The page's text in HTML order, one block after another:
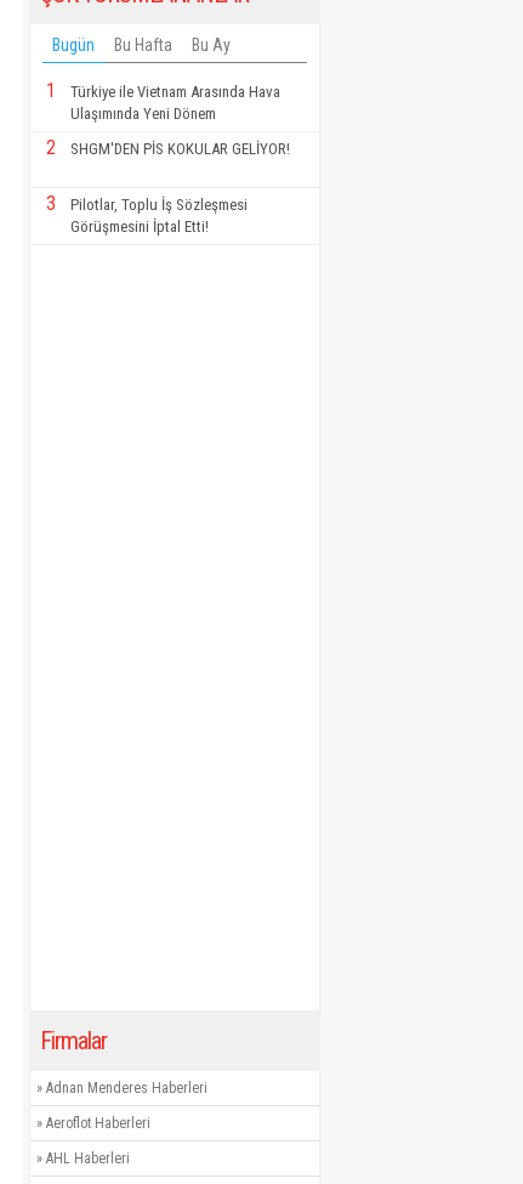
Bugün Bu Hafta Bu Ay
1
Türkiye ile Vietnam Arasında Hava
Ulaşımında Yeni Dönem
2 SHGM'DEN PİS KOKULAR GELİYOR!
3
Pilotlar, Toplu İş Sözleşmesi
Görüşmesini İptal Etti!
Firmalar
» Adnan Menderes Haberleri
» Aeroflot Haberleri
» AHL Haberleri